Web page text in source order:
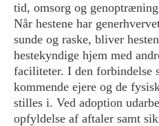
tid, omsorg og
Når hestene har
sunde og raske, bliver
hestekyndige hjem med
faciliteter. I den forbindelse
kommende ejere og de
stilles i. Ved adoption
opfyldelse af aftaler samt